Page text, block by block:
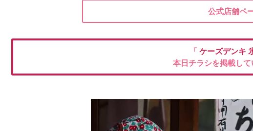
公式店舗ペ
「 ケーズデンキ
本日チラシを掲載して